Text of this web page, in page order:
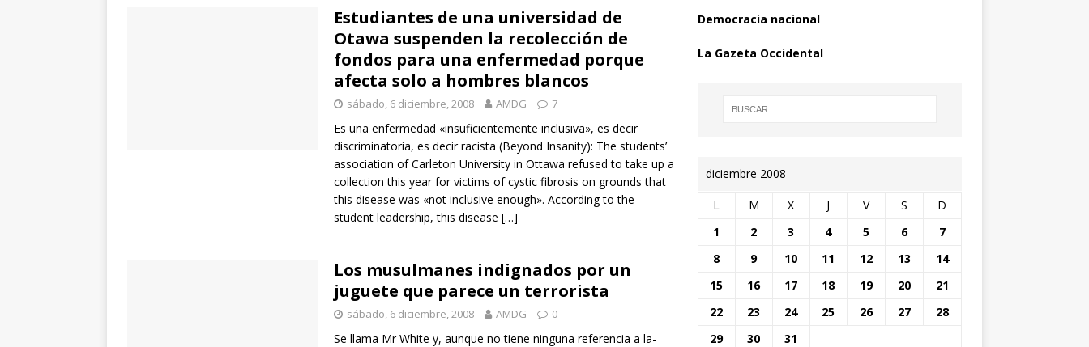
Estudiantes de una universidad de
Otawa suspenden la recolección de
fondos para una enfermedad porque
afecta solo a hombres blancos
sábado, 6 diciembre, 2008 AMDG 7
Es una enfermedad «insuficientemente inclusiva», es decir
discriminatoria, es decir racista (Beyond Insanity): The students’
association of Carleton University in Ottawa refused to take up a
collection this year for victims of cystic fibrosis on grounds that
this disease was «not inclusive enough». According to the
student leadership, this disease […]
Los musulmanes indignados por un
juguete que parece un terrorista
sábado, 6 diciembre, 2008 AMDG 0
Se llama Mr White y, aunque no tiene ninguna referencia a la-
Democracia nacional
La Gazeta Occidental
diciembre 2008
L M X J V S D
1 2 3 4 5 6
7
8
9 10 11 12 13
14
15
16 17 18 19 20
21
22
23 24 25 26 27
28
29
30 31